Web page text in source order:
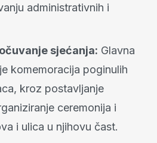
administrativnih i
sjećanja: Glavna
komemoracija poginulih
kroz postavljanje
ceremonija i
i ulica u njihovu čast.